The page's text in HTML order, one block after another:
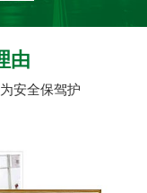
由
安全保驾护